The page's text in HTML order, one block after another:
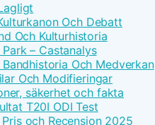
Och Debatt
Och Kulturhistoria
– Castanalys
Och Medverkan
Och Modifieringar
säkerhet och fakta
T20I ODI Test
och Recension 2025